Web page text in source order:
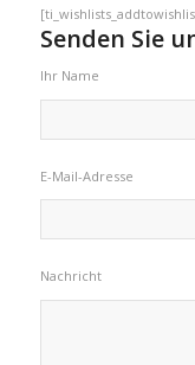
Senden Sie
Ihr Name
E-Mail-Adresse
Nachricht